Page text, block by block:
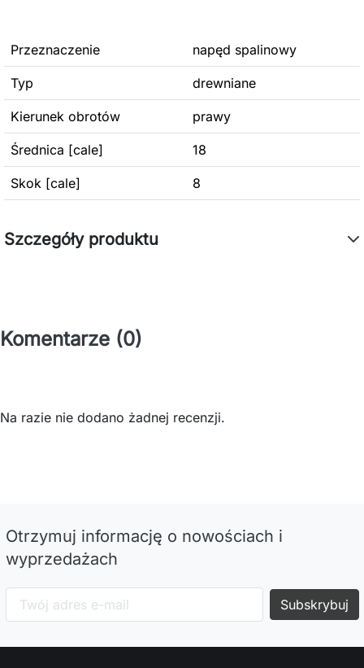
Przeznaczenie napęd spalinowy
Typ drewniane
Kierunek obrotów prawy
Średnica [cale] 18
Skok [cale] 8
Szczegóły produktu
Komentarze (0)
Na razie nie dodano żadnej recenzji.
Otrzymuj informację o nowościach i
wyprzedażach